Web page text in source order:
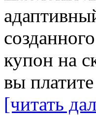
купон на
вы
[читать